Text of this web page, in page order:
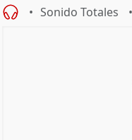
Sonido Totales